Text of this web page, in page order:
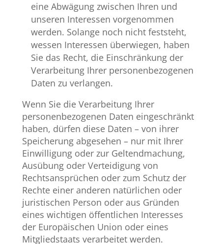
eine Abwägung zwischen Ihren und
unseren Interessen vorgenommen
werden. Solange noch nicht feststeht,
wessen Interessen überwiegen, haben
Sie das Recht, die Einschränkung der
Verarbeitung Ihrer personenbezogenen
Daten zu verlangen.
Wenn Sie die Verarbeitung Ihrer
personenbezogenen Daten eingeschränkt
haben, dürfen diese Daten – von ihrer
Speicherung abgesehen – nur mit Ihrer
Einwilligung oder zur Geltendmachung,
Ausübung oder Verteidigung von
Rechtsansprüchen oder zum Schutz der
Rechte einer anderen natürlichen oder
juristischen Person oder aus Gründen
eines wichtigen öffentlichen Interesses
der Europäischen Union oder eines
Mitgliedstaats verarbeitet werden.